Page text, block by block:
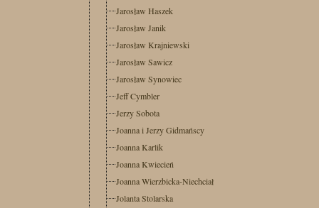
Jarosław Haszek
Jarosław Janik
Jarosław Krajniewski
Jarosław Sawicz
Jarosław Synowiec
Jeff Cymbler
Jerzy Sobota
Joanna i Jerzy Gidmańscy
Joanna Karlik
Joanna Kwiecień
Joanna Wierzbicka-Niechciał
Jolanta Stolarska